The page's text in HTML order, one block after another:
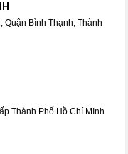
Bình Thạnh, Thành
Thành Phố Hồ Chí MInh